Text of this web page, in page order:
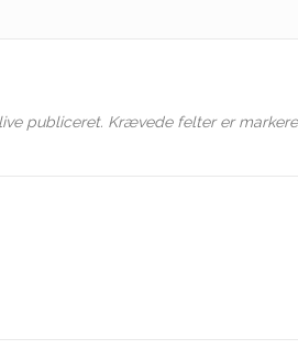
publiceret. Krævede felter er